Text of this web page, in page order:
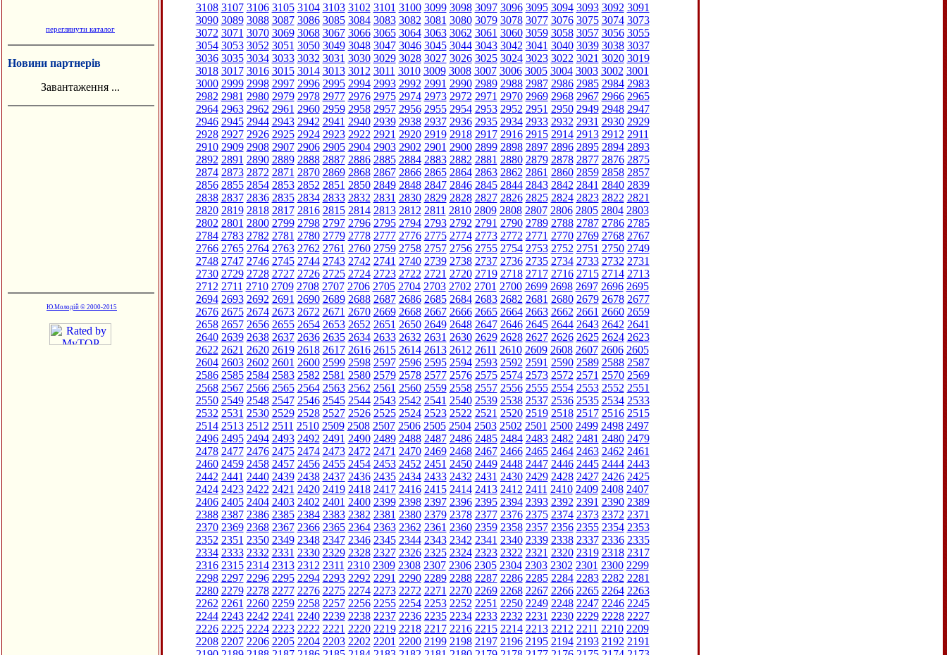
переглянути каталог
Новини партнерів
Завантаження ...
Ю.Молодій © 2000-2015
3108 3107 3106 3105 3104 3103 3102 3101 3100 3099 3098 3097 3096 3095 3094 3093 3092 3091
3090 3089 3088 3087 3086 3085 3084 3083 3082 3081 3080 3079 3078 3077 3076 3075 3074 3073
3072 3071 3070 3069 3068 3067 3066 3065 3064 3063 3062 3061 3060 3059 3058 3057 3056 3055
3054 3053 3052 3051 3050 3049 3048 3047 3046 3045 3044 3043 3042 3041 3040 3039 3038 3037
3036 3035 3034 3033 3032 3031 3030 3029 3028 3027 3026 3025 3024 3023 3022 3021 3020 3019
3018 3017 3016 3015 3014 3013 3012 3011 3010 3009 3008 3007 3006 3005 3004 3003 3002 3001
3000 2999 2998 2997 2996 2995 2994 2993 2992 2991 2990 2989 2988 2987 2986 2985 2984 2983
2982 2981 2980 2979 2978 2977 2976 2975 2974 2973 2972 2971 2970 2969 2968 2967 2966 2965
2964 2963 2962 2961 2960 2959 2958 2957 2956 2955 2954 2953 2952 2951 2950 2949 2948 2947
2946 2945 2944 2943 2942 2941 2940 2939 2938 2937 2936 2935 2934 2933 2932 2931 2930 2929
2928 2927 2926 2925 2924 2923 2922 2921 2920 2919 2918 2917 2916 2915 2914 2913 2912 2911
2910 2909 2908 2907 2906 2905 2904 2903 2902 2901 2900 2899 2898 2897 2896 2895 2894 2893
2892 2891 2890 2889 2888 2887 2886 2885 2884 2883 2882 2881 2880 2879 2878 2877 2876 2875
2874 2873 2872 2871 2870 2869 2868 2867 2866 2865 2864 2863 2862 2861 2860 2859 2858 2857
2856 2855 2854 2853 2852 2851 2850 2849 2848 2847 2846 2845 2844 2843 2842 2841 2840 2839
2838 2837 2836 2835 2834 2833 2832 2831 2830 2829 2828 2827 2826 2825 2824 2823 2822 2821
2820 2819 2818 2817 2816 2815 2814 2813 2812 2811 2810 2809 2808 2807 2806 2805 2804 2803
2802 2801 2800 2799 2798 2797 2796 2795 2794 2793 2792 2791 2790 2789 2788 2787 2786 2785
2784 2783 2782 2781 2780 2779 2778 2777 2776 2775 2774 2773 2772 2771 2770 2769 2768 2767
2766 2765 2764 2763 2762 2761 2760 2759 2758 2757 2756 2755 2754 2753 2752 2751 2750 2749
2748 2747 2746 2745 2744 2743 2742 2741 2740 2739 2738 2737 2736 2735 2734 2733 2732 2731
2730 2729 2728 2727 2726 2725 2724 2723 2722 2721 2720 2719 2718 2717 2716 2715 2714 2713
2712 2711 2710 2709 2708 2707 2706 2705 2704 2703 2702 2701 2700 2699 2698 2697 2696 2695
2694 2693 2692 2691 2690 2689 2688 2687 2686 2685 2684 2683 2682 2681 2680 2679 2678 2677
2676 2675 2674 2673 2672 2671 2670 2669 2668 2667 2666 2665 2664 2663 2662 2661 2660 2659
2658 2657 2656 2655 2654 2653 2652 2651 2650 2649 2648 2647 2646 2645 2644 2643 2642 2641
2640 2639 2638 2637 2636 2635 2634 2633 2632 2631 2630 2629 2628 2627 2626 2625 2624 2623
2622 2621 2620 2619 2618 2617 2616 2615 2614 2613 2612 2611 2610 2609 2608 2607 2606 2605
2604 2603 2602 2601 2600 2599 2598 2597 2596 2595 2594 2593 2592 2591 2590 2589 2588 2587
2586 2585 2584 2583 2582 2581 2580 2579 2578 2577 2576 2575 2574 2573 2572 2571 2570 2569
2568 2567 2566 2565 2564 2563 2562 2561 2560 2559 2558 2557 2556 2555 2554 2553 2552 2551
2550 2549 2548 2547 2546 2545 2544 2543 2542 2541 2540 2539 2538 2537 2536 2535 2534 2533
2532 2531 2530 2529 2528 2527 2526 2525 2524 2523 2522 2521 2520 2519 2518 2517 2516 2515
2514 2513 2512 2511 2510 2509 2508 2507 2506 2505 2504 2503 2502 2501 2500 2499 2498 2497
2496 2495 2494 2493 2492 2491 2490 2489 2488 2487 2486 2485 2484 2483 2482 2481 2480 2479
2478 2477 2476 2475 2474 2473 2472 2471 2470 2469 2468 2467 2466 2465 2464 2463 2462 2461
2460 2459 2458 2457 2456 2455 2454 2453 2452 2451 2450 2449 2448 2447 2446 2445 2444 2443
2442 2441 2440 2439 2438 2437 2436 2435 2434 2433 2432 2431 2430 2429 2428 2427 2426 2425
2424 2423 2422 2421 2420 2419 2418 2417 2416 2415 2414 2413 2412 2411 2410 2409 2408 2407
2406 2405 2404 2403 2402 2401 2400 2399 2398 2397 2396 2395 2394 2393 2392 2391 2390 2389
2388 2387 2386 2385 2384 2383 2382 2381 2380 2379 2378 2377 2376 2375 2374 2373 2372 2371
2370 2369 2368 2367 2366 2365 2364 2363 2362 2361 2360 2359 2358 2357 2356 2355 2354 2353
2352 2351 2350 2349 2348 2347 2346 2345 2344 2343 2342 2341 2340 2339 2338 2337 2336 2335
2334 2333 2332 2331 2330 2329 2328 2327 2326 2325 2324 2323 2322 2321 2320 2319 2318 2317
2316 2315 2314 2313 2312 2311 2310 2309 2308 2307 2306 2305 2304 2303 2302 2301 2300 2299
2298 2297 2296 2295 2294 2293 2292 2291 2290 2289 2288 2287 2286 2285 2284 2283 2282 2281
2280 2279 2278 2277 2276 2275 2274 2273 2272 2271 2270 2269 2268 2267 2266 2265 2264 2263
2262 2261 2260 2259 2258 2257 2256 2255 2254 2253 2252 2251 2250 2249 2248 2247 2246 2245
2244 2243 2242 2241 2240 2239 2238 2237 2236 2235 2234 2233 2232 2231 2230 2229 2228 2227
2226 2225 2224 2223 2222 2221 2220 2219 2218 2217 2216 2215 2214 2213 2212 2211 2210 2209
2208 2207 2206 2205 2204 2203 2202 2201 2200 2199 2198 2197 2196 2195 2194 2193 2192 2191